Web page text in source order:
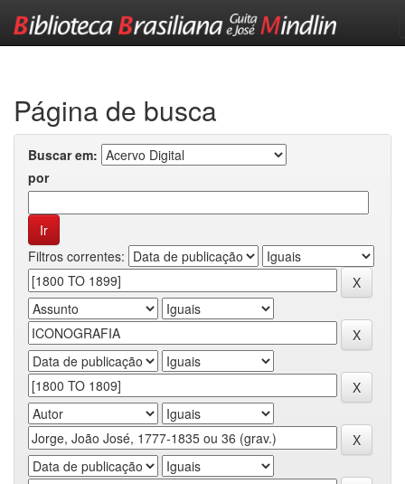
Página de busca
Buscar em:
por
Filtros correntes: